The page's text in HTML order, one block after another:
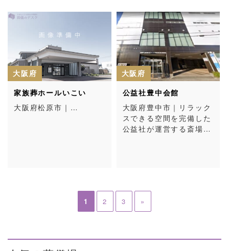
大阪府
家族葬ホールいこい
大阪府松原市｜…
大阪府
公益社豊中会館
大阪府豊中市｜リラック
スできる空間を完備した
公益社が運営する斎場…
1 2 3 »